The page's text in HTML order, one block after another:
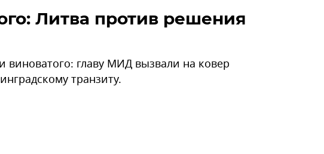
Литва против решения
виноватого: главу МИД вызвали на ковер
транзиту.